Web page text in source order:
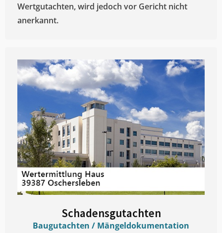
Wertgutachten, wird jedoch vor Gericht nicht
anerkannt.
Schadensgutachten
Baugutachten / Mängeldokumentation